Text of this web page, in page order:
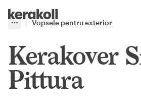
Go to Homepage
More
Toggle menu
Vopsele pentru exterior
Kerakover
Pittura